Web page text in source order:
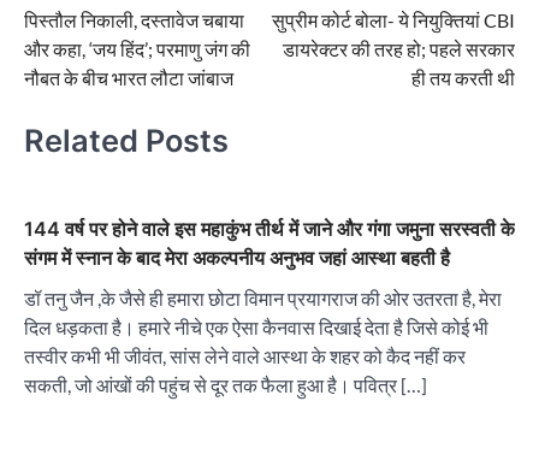
navigation
पिस्तौल निकाली, दस्तावेज चबाया
और कहा, ‘जय हिंद’; परमाणु जंग की
नौबत के बीच भारत लौटा जांबाज
सुप्रीम कोर्ट बोला- ये नियुक्तियां CBI
डायरेक्टर की तरह हो; पहले सरकार
ही तय करती थी
Related Posts
144 वर्ष पर होने वाले इस महाकुंभ तीर्थ में जाने और गंगा जमुना सरस्वती के
संगम में स्नान के बाद मेरा अकल्पनीय अनुभव जहां आस्था बहती है
डॉ तनु जैन ,के जैसे ही हमारा छोटा विमान प्रयागराज की ओर उतरता है, मेरा
दिल धड़कता है। हमारे नीचे एक ऐसा कैनवास दिखाई देता है जिसे कोई भी
तस्वीर कभी भी जीवंत, सांस लेने वाले आस्था के शहर को कैद नहीं कर
सकती, जो आंखों की पहुंच से दूर तक फैला हुआ है। पवित्र […]